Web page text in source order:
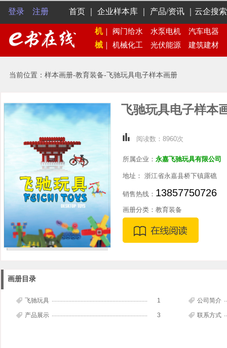
登录 注册 首页 企业样本库 产品/资讯 云企搜索
机｜ 阀门给水 水泵电机 汽车电器
械
机械化工 光伏能源 建筑建材
当前位置：样本画册-教育装备-飞驰玩具电子样本画册
飞驰玩具电子样本
阅读数：8960次
所属企业： 永嘉飞驰玩具有限公司
地址： 浙江省永嘉县桥下镇露礁
销售热线： 13857750726
画册分类：教育装备
画册目录
飞驰玩具 1 公司简介
产品展示 3 联系方式